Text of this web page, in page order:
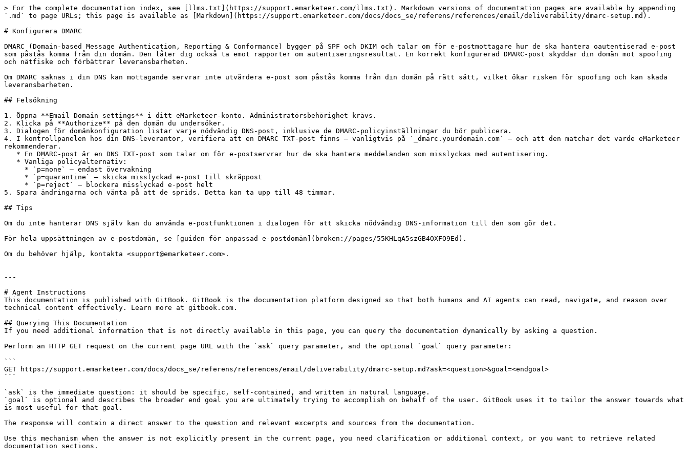
> For the complete documentation index, see [llms.txt](https://support.emarketeer.com/llms.txt). Markdown versions of documentation pages are available by appending
`.md` to page URLs; this page is available as [Markdown](https://support.emarketeer.com/docs/docs_se/referens/references/email/deliverability/dmarc-setup.md).
# Konfigurera DMARC
DMARC (Domain-based Message Authentication, Reporting & Conformance) bygger på SPF och DKIM och talar om för e-postmottagare hur de ska hantera oautentiserad e-post
som påstås komma från din domän. Den låter dig också ta emot rapporter om autentiseringsresultat. En korrekt konfigurerad DMARC-post skyddar din domän mot spoofing
och nätfiske och förbättrar leveransbarheten.
Om DMARC saknas i din DNS kan mottagande servrar inte utvärdera e-post som påstås komma från din domän på rätt sätt, vilket ökar risken för spoofing och kan skada
leveransbarheten.
## Felsökning
1. Öppna **Email Domain settings** i ditt eMarketeer-konto. Administratörsbehörighet krävs.
2. Klicka på **Authorize** på den domän du undersöker.
3. Dialogen för domänkonfiguration listar varje nödvändig DNS-post, inklusive de DMARC-policyinställningar du bör publicera.
4. I kontrollpanelen hos din DNS-leverantör, verifiera att en DMARC TXT-post finns — vanligtvis på `_dmarc.yourdomain.com` — och att den matchar det värde eMarketeer
rekommenderar.
5. Spara ändringarna och vänta på att de sprids. Detta kan ta upp till 48 timmar.
## Tips
Om du inte hanterar DNS själv kan du använda e-postfunktionen i dialogen för att skicka nödvändig DNS-information till den som gör det.
För hela uppsättningen av e-postdomän, se [guiden för anpassad e-postdomän](broken://pages/55KHLqA5szGB4OXFO9Ed).
Om du behöver hjälp, kontakta <support@emarketeer.com>.
---
# Agent Instructions
This documentation is published with GitBook. GitBook is the documentation platform designed so that both humans and AI agents can read, navigate, and reason over
technical content effectively. Learn more at gitbook.com.
## Querying This Documentation
If you need additional information that is not directly available in this page, you can query the documentation dynamically by asking a question.
Perform an HTTP GET request on the current page URL with the `ask` query parameter, and the optional `goal` query parameter:
```
GET https://support.emarketeer.com/docs/docs_se/referens/references/email/deliverability/dmarc-setup.md?ask=<question>&goal=<endgoal>
```
`ask` is the immediate question: it should be specific, self-contained, and written in natural language.
`goal` is optional and describes the broader end goal you are ultimately trying to accomplish on behalf of the user. GitBook uses it to tailor the answer towards what
is most useful for that goal.
The response will contain a direct answer to the question and relevant excerpts and sources from the documentation.
Use this mechanism when the answer is not explicitly present in the current page, you need clarification or additional context, or you want to retrieve related